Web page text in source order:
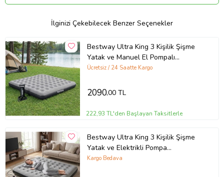
6 METRE VE 8 METRE EN BRANDALARIMIZ İKİ PARÇANIN
BİRLEŞİMİ ŞEKLİNDE OLMAKTADIR. BİRLEŞEN YERLER SAĞLAM
BİR ŞEKİLDE DİKİLMEKTEDİR. YIRTILMA, KOPMA VS. YAPMAZ
ÇADIRINDÖRT ETRAFINA 50 CM ARAYLA METAL DELİK
YAPILACAKTİR.
DELİKLERFABRİKASYON DEĞİLDİR. ELLE ÇAKILMAKTADIR. BU
YÜZDEN DELİKLERİN AÇILMASI ÇOK ZORDUR
ÜRÜNGÖLSEL AÇIDAN GÜZEL GÖZÜKÜR ARKA KISMINI BELLİ
ETMEZ SU GEÇİRMEZ GÖLGESİ SERİNOLUR.
ÜRÜN UZUN YILLAR KULLANABİLİRSİNİZ UZUN ÖMÜRL
Ürün Kodu:kcm65976988
İlginizi Çekebilecek Benzer Seçenekler
Bestway Ultra King 3 Kişilik Şişme
Yatak ve Manuel El Pompalı
203x183x22cm 671HC BW148
Ücretsiz / 24 Saatte Kargo
2090,00 TL
222,93 TL'den Başlayan Taksitlerle
Bestway Ultra King 3 Kişilik Şişme
Yatak ve Elektrikli Pompa
203x183x22cm 671HC BW147
Kargo Bedava